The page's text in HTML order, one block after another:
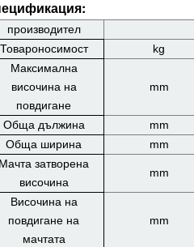
производител
Товароносимост
kg
Максимална
височина на
повдигане
mm
Обща дължина mm
Обща ширина
mm
Мачта затворена
височина
mm
Височина на
повдигане на
мачтата
mm